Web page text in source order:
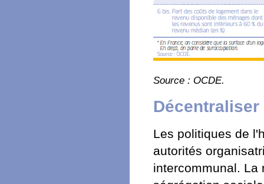
Source : OCDE.
Les politiques de
autorités
intercommunal. La